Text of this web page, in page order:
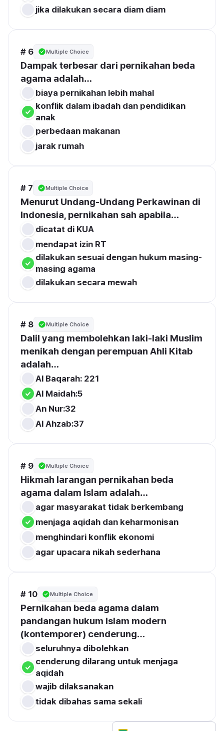
jika dilakukan secara diam diam
# 6 Multiple Choice
Dampak terbesar dari pernikahan beda
agama adalah…
biaya pernikahan lebih mahal
konflik dalam ibadah dan pendidikan
anak
perbedaan makanan
jarak rumah
# 7 Multiple Choice
Menurut Undang-Undang Perkawinan di
Indonesia, pernikahan sah apabila…
dicatat di KUA
mendapat izin RT
dilakukan sesuai dengan hukum masing-
masing agama
dilakukan secara mewah
# 8 Multiple Choice
Dalil yang membolehkan laki-laki Muslim
menikah dengan perempuan Ahli Kitab
adalah…
Al Baqarah: 221
Al Maidah:5
An Nur:32
Al Ahzab:37
# 9 Multiple Choice
Hikmah larangan pernikahan beda
agama dalam Islam adalah…
agar masyarakat tidak berkembang
menjaga aqidah dan keharmonisan
menghindari konflik ekonomi
agar upacara nikah sederhana
# 10 Multiple Choice
Pernikahan beda agama dalam
pandangan hukum Islam modern
(kontemporer) cenderung…
seluruhnya dibolehkan
cenderung dilarang untuk menjaga
aqidah
wajib dilaksanakan
tidak dibahas sama sekali